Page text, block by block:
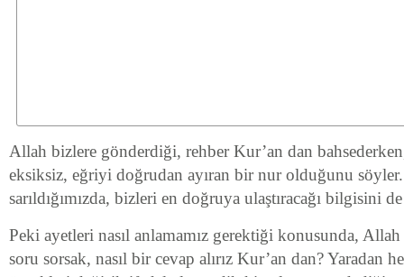
Allah bizlere gönderdiği, rehber Kur’an dan
eksiksiz, eğriyi doğrudan ayıran bir nur olduğunu
sarıldığımızda, bizleri en doğruya ulaştıracağı bilgisini
Peki ayetleri nasıl anlamamız gerektiği konusunda,
soru sorsak, nasıl bir cevap alırız Kur’an dan? Yaradan